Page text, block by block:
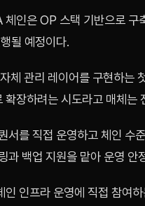
인은 OP 스택 기반으로 구
될 예정이다.
체 관리 레이어를 구현하는
장하려는 시도라고 매체는
서를 직접 운영하고 체인 수
과 백업 지원을 맡아 운영 안
인프라 운영에 직접 참여